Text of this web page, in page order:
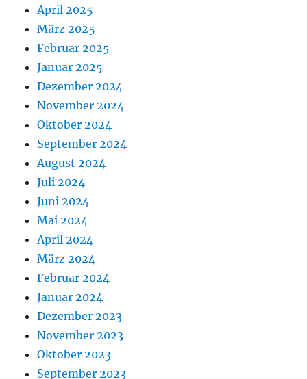
April 2025
März 2025
Februar 2025
Januar 2025
Dezember 2024
November 2024
Oktober 2024
September 2024
August 2024
Juli 2024
Juni 2024
Mai 2024
April 2024
März 2024
Februar 2024
Januar 2024
Dezember 2023
November 2023
Oktober 2023
September 2023